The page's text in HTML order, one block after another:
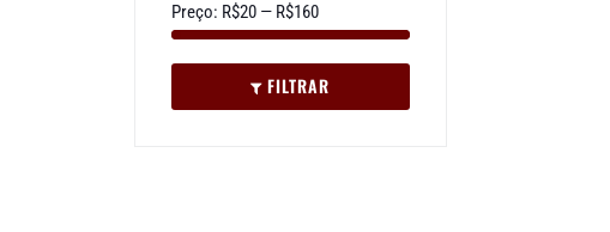
FILTRAR
Preço: R$20 — R$160